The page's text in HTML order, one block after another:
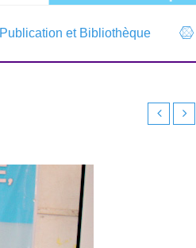
Publication et Bibliothèque